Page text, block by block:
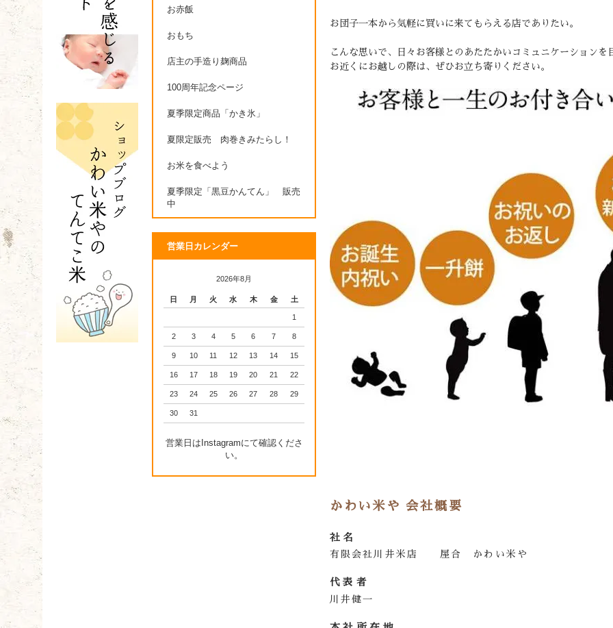
お団子一本から気軽に買いに来てもらえる店でありたい。
こんな思いで、日々お客様とのあたたかいコミュニケーションを
お近くにお越しの際は、ぜひお立ち寄りください。
かわい米や 会社概要
社名
有限会社川井米店 屋合 かわい米や
代表者
川井健一
お赤飯
おもち
店主の手造り麹商品
100周年記念ページ
夏季限定商品「かき氷」
夏限定販売 肉巻きみたらし！
お米を食べよう
夏季限定「黒豆かんてん」 販売
中
営業日カレンダー
2026年8月
日 月 火 水 木 金 土
1
2 3 4 5 6 7 8
9 10 11 12 13 14 15
16 17 18 19 20 21 22
23 24 25 26 27 28 29
30 31
営業日はInstagramにて確認くださ
い。